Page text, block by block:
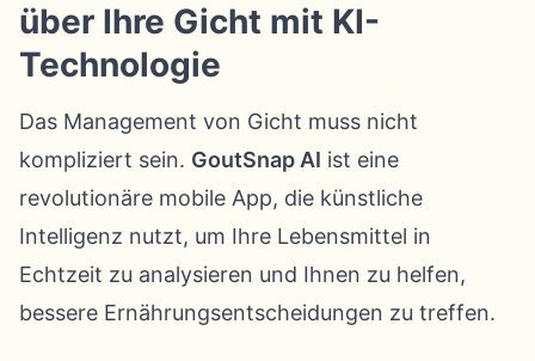
über Ihre Gicht mit KI-
Technologie
Das Management von Gicht muss nicht
kompliziert sein. GoutSnap AI ist eine
revolutionäre mobile App, die künstliche
Intelligenz nutzt, um Ihre Lebensmittel in
Echtzeit zu analysieren und Ihnen zu helfen,
bessere Ernährungsentscheidungen zu treffen.